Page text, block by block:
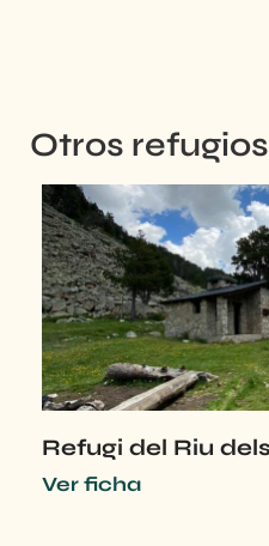
Otros refugios
Refugi del Riu
Ver ficha